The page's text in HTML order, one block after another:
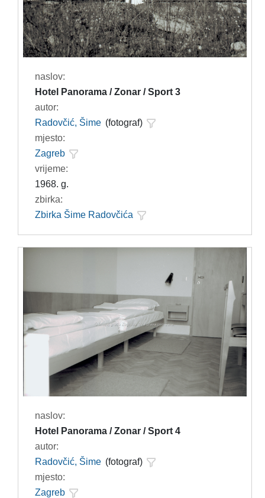
naslov:
Hotel Panorama / Zonar / Sport 3
autor:
Radovčić, Šime (fotograf)
mjesto:
Zagreb
vrijeme:
1968. g.
zbirka:
Zbirka Šime Radovčića
naslov:
Hotel Panorama / Zonar / Sport 4
autor:
Radovčić, Šime (fotograf)
mjesto:
Zagreb